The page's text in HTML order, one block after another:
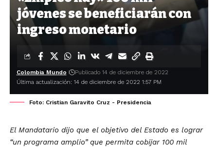
jóvenes se beneficiarán con
ingreso monetario
Última actualización: 14 de diciembre de 2022 1:57 PM
Colombia Mundo Publicado 14 de diciembre de 2022
Foto: Cristian Garavito Cruz - Presidencia
El Mandatario dijo que el objetivo del Estado es lograr
“un programa amplio” que permita cobijar 100 mil